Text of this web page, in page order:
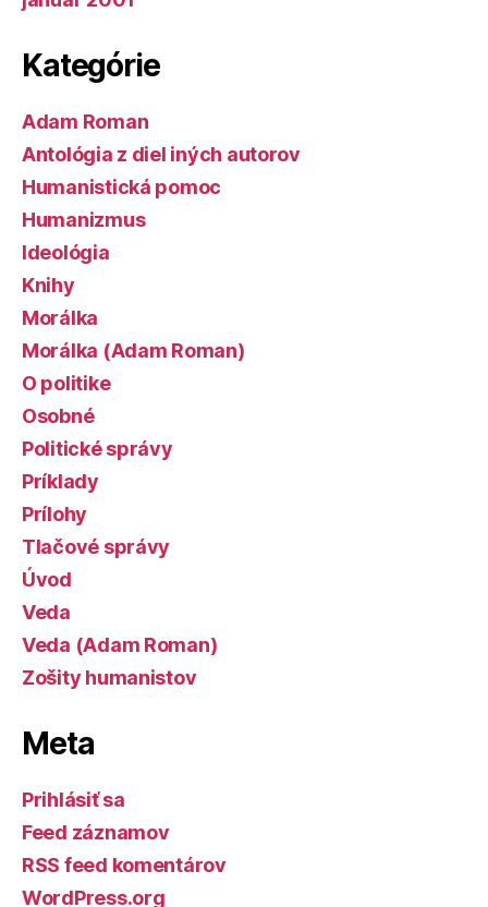
Kategórie
Adam Roman
Antológia z diel iných autorov
Humanistická pomoc
Humanizmus
Ideológia
Knihy
Morálka
Morálka (Adam Roman)
O politike
Osobné
Politické správy
Príklady
Prílohy
Tlačové správy
Úvod
Veda
Veda (Adam Roman)
Zošity humanistov
Meta
Prihlásiť sa
Feed záznamov
RSS feed komentárov
WordPress.org